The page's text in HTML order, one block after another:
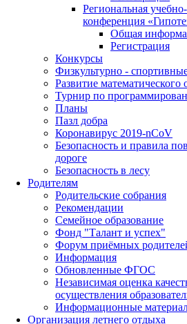
Региональная
конференция
Общая
Регистрация
Конкурсы
Физкультурно -
Развитие математического
Турнир по
Планы
Пазл добра
Коронавирус 2019-nCoV
Безопасность и правила
дороге
Безопасность в лесу
Родителям
Родительские собрания
Рекомендации
Семейное образование
Фонд "Талант и успех"
Форум приёмных
Информация
Обновленные ФГОС
Независимая оценка
осуществления
Информационные
Организация летнего отдыха